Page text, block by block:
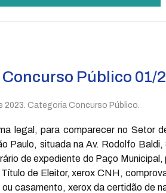
Público 01/
2023 . Categoria Concurso Público.
legal, para comparecer no Setor
Paulo, situada na Av. Rodolfo
de expediente do Paço
de Eleitor, xerox CNH,
casamento, xerox da certidão de